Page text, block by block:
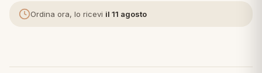
letto
Ordina ora, lo ricevi il 11 agosto